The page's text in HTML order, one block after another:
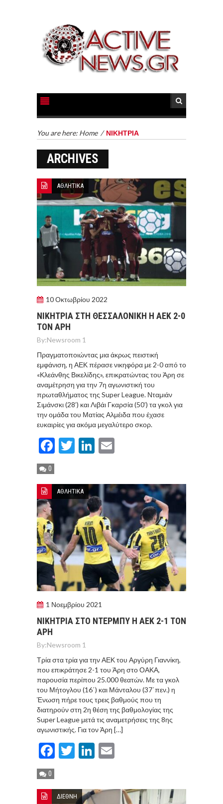
You are here: Home / ΝΙΚΗΤΡΙΑ
ARCHIVES
ΑΘΛΗΤΙΚΑ
10 Οκτωβρίου 2022
ΝΙΚΗΤΡΙΑ ΣΤΗ ΘΕΣΣΑΛΟΝΙΚΗ Η ΑΕΚ 2-0
ΤΟΝ ΑΡΗ
By:Newsroom 1
Πραγματοποιώντας μια άκρως πειστική
εμφάνιση, η ΑΕΚ πέρασε νικηφόρα με 2-0 από το
«Κλεάνθης Βικελίδης», επικρατώντας του Άρη σε
αναμέτρηση για την 7η αγωνιστική του
πρωταθλήματος της Super League. Νταμιάν
Σιμάνσκι (28’) και Λιβάι Γκαρσία (50’) τα γκολ για
την ομάδα του Ματίας Αλμέιδα που έχασε
ευκαιρίες για ακόμα μεγαλύτερο σκορ.
Facebook
TwitterLinkedIn
0
ΑΘΛΗΤΙΚΑ
1 Νοεμβρίου 2021
ΝΙΚΗΤΡΙΑ ΣΤΟ ΝΤΕΡΜΠΥ Η ΑΕΚ 2-1 ΤΟΝ
ΑΡΗ
By:Newsroom 1
Τρία στα τρία για την ΑΕΚ του Αργύρη Γιαννίκη,
που επικράτησε 2-1 του Άρη στο ΟΑΚΑ,
παρουσία περίπου 25.000 θεατών. Με τα γκολ
του Μήτογλου (16΄) και Μάνταλου (37΄πεν.) η
Ένωση πήρε τους τρεις βαθμούς που τη
διατηρούν στη 2η θέση της βαθμολογίας της
Super League μετά τις αναμετρήσεις της 8ης
αγωνιστικής. Για τον Άρη […]
Facebook
TwitterLinkedIn
0
ΔΙΕΘΝΗ